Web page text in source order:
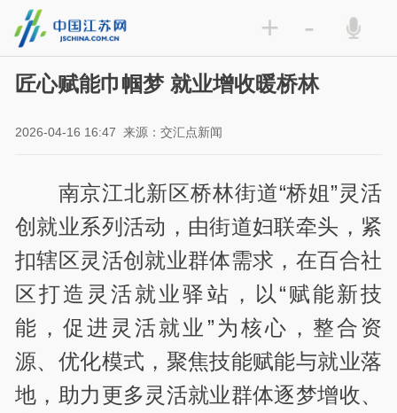
+ -
匠心赋能巾帼梦 就业增收暖桥林
2026-04-16 16:47 来源：交汇点新闻
南京江北新区桥林街道“桥姐”灵活
创就业系列活动，由街道妇联牵头，紧
扣辖区灵活创就业群体需求，在百合社
区打造灵活就业驿站，以“赋能新技
能，促进灵活就业”为核心，整合资
源、优化模式，聚焦技能赋能与就业落
地，助力更多灵活就业群体逐梦增收、